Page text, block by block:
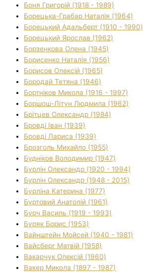
Боня Григорій (1918 - 1989)
Борецька-Грабар Наталія (1964)
Борецький Адальберт (1910 - 1990)
Борецький Ярослав (1962)
Борзенкова Олена (1945)
Борисенко Наталія (1956)
Борисов Олексій (1965)
Бородай Тетяна (1946)
Бортніков Микола (1916 - 1997)
Боршош-Літун Людмила (1962)
Брітцев Олександр (1984)
Бровді Іван (1939)
Бровді Лариса (1939)
Брозголь Михайло (1955)
Будніков Володимир (1947)
Бурлін Олександр (1920 - 1994)
Бурлін Олександр (1948 - 2015)
Бурліна Катерина (1977)
Буртовий Анатолій (1961)
Бурч Василь (1919 - 1993)
Буряк Борис (1953)
Вайнштейн Мойсей (1940 - 1981)
Вайсберг Матвій (1958)
Вакарчук Олексій (1960)
Вакер Микола (1897 - 1987)